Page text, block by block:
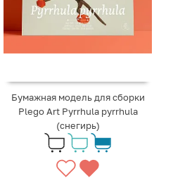
Бумажная модель для сборки
Plego Art Pyrrhula pyrrhula
(снегирь)